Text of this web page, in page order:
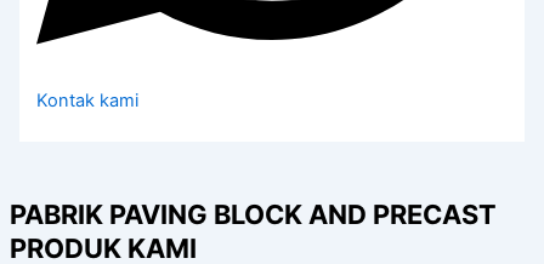
Kontak kami
PABRIK PAVING BLOCK AND PRECAST
PRODUK KAMI